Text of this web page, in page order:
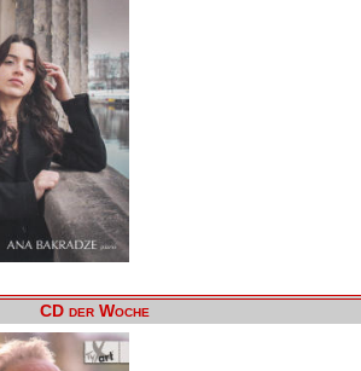
CD der Woche